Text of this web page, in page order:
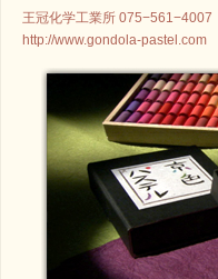
王冠化学工業所 075−561−4007
http://www.gondola-pastel.com